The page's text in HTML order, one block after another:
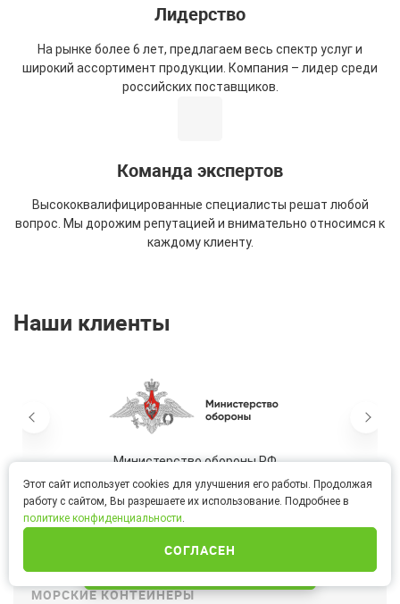
ИНТЕРНЕТ-МАГАЗИН
Лидерство
На рынке более 6 лет, предлагаем весь спектр услуг и
широкий ассортимент продукции. Компания – лидер среди
российских поставщиков.
Команда экспертов
Высококвалифицированные специалисты решат любой
вопрос. Мы дорожим репутацией и внимательно относимся к
каждому клиенту.
Наши клиенты
Министерство обороны РФ
МОРСКИЕ КОНТЕЙНЕРЫ
Этот сайт использует cookies для улучшения его работы. Продолжая
работу с сайтом, Вы разрешаете их использование. Подробнее в
политике конфиденциальности.
СОГЛАСЕН